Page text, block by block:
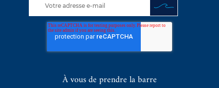
À vous de prendre la barre